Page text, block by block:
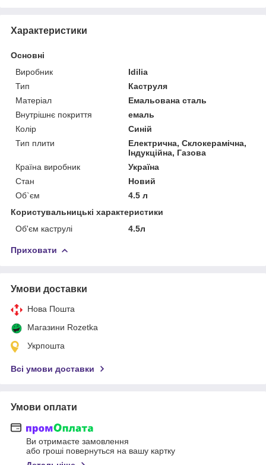
Характеристики
Основні
Виробник
Idilia
Тип
Каструля
Матеріал
Емальована сталь
Внутрішнє покриття
емаль
Колір
Синій
Тип плити
Електрична, Склокерамічна,
Індукційна, Газова
Країна виробник
Україна
Стан
Новий
Об`єм
4.5 л
Користувальницькі характеристики
Об'єм каструлі
4.5л
Приховати
Умови доставки
Нова Пошта
Магазини Rozetka
Укрпошта
Всі умови доставки
Умови оплати
Ви отримаєте замовлення
або гроші повернуться на вашу картку